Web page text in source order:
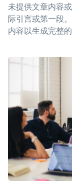
未提供文章内容
际引言或第一段
内容以生成完整的